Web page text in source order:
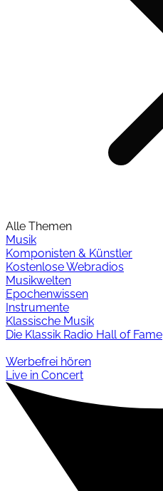
Alle Themen
Musik
Komponisten & Künstler
Kostenlose Webradios
Musikwelten
Epochenwissen
Instrumente
Klassische Musik
Die Klassik Radio Hall of Fame
Werbefrei hören
Live in Concert